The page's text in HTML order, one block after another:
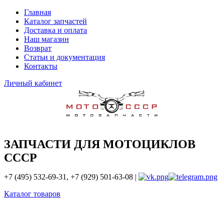
Главная
Каталог запчастей
Доставка и оплата
Наш магазин
Возврат
Статьи и документация
Контакты
Личный кабинет
ЗАПЧАСТИ ДЛЯ МОТОЦИКЛОВ
СССР
+7 (495) 532-69-31, +7 (929) 501-63-08 |
Каталог товаров